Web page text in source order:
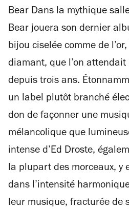
Bear Dans la mythique
Bear jouera son dernier
bijou ciselée comme de
diamant, que l’on
depuis trois ans.
un label plutôt branché
don de façonner une
mélancolique que
intense d’Ed Droste,
la plupart des morceaux, y
dans l’intensité
leur musique, fracturée de